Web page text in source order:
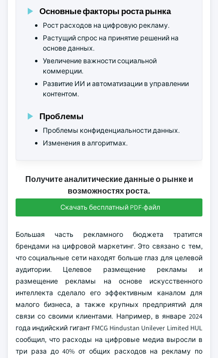
Основные факторы роста рынка
Рост расходов на цифровую рекламу.
Растущий спрос на принятие решений на
основе данных.
Увеличение важности социальной
коммерции.
Развитие ИИ и автоматизации в управлении
контентом.
Проблемы
Проблемы конфиденциальности данных.
Изменения в алгоритмах.
Получите аналитические данные о рынке и
возможностях роста.
Скачать бесплатный PDF-файл
Большая часть рекламного бюджета тратится
брендами на цифровой маркетинг. Это связано с тем,
что социальные сети находят больше глаз для целевой
аудитории. Целевое размещение рекламы и
размещение рекламы на основе искусственного
интеллекта сделало его эффективным каналом для
малого бизнеса, а также крупных предприятий для
связи со своими клиентами. Например, в январе 2024
года индийский гигант FMCG Hindustan Unilever Limited HUL
сообщил, что расходы на цифровые медиа выросли в
три раза до 40% от общих расходов на рекламу по